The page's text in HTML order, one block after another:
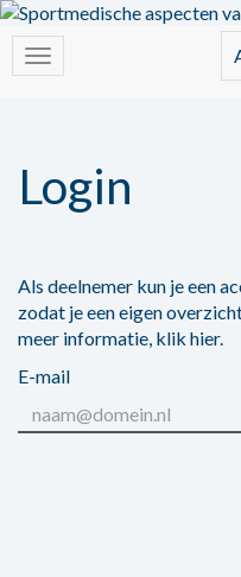
Login
Als deelnemer kun je een
zodat je een eigen
meer informatie, klik hier.
E-mail